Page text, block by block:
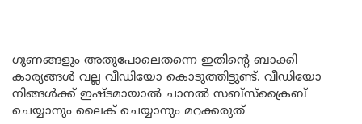
ഗുണങ്ങളും അതുപോലെതന്നെ ഇതിന്റെ ബാക്കി
കാര്യങ്ങൾ വല്ല വീഡിയോ കൊടുത്തിട്ടുണ്ട്. വീഡിയോ
നിങ്ങൾക്ക് ഇഷ്ടമായാൽ ചാനൽ സബ്സ്ക്രൈബ്
ചെയ്യാനും ലൈക് ചെയ്യാനും മറക്കരുത്